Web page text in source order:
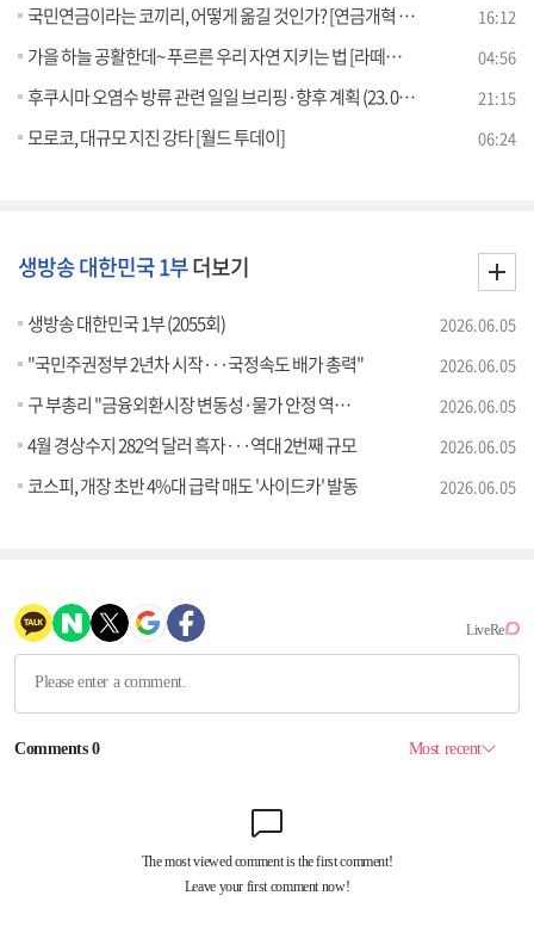
국민연금이라는 코끼리, 어떻게 옮길 것인가? [연금개혁 A to Z] 16:12
가을 하늘 공활한데~ 푸르른 우리 자연 지키는 법 [라떼는 뉴우스] 04:56
후쿠시마 오염수 방류 관련 일일 브리핑·향후 계획 (23. 09. 11. 11시) 21:15
모로코, 대규모 지진 강타 [월드 투데이] 06:24
생방송 대한민국 1부더보기
생방송 대한민국 1부 (2055회) 2026.06.05
"국민주권정부 2년차 시작···국정속도 배가 총력" 2026.06.05
구 부총리 "금융외환시장 변동성·물가 안정 역량 집중" 2026.06.05
4월 경상수지 282억 달러 흑자···역대 2번째 규모 2026.06.05
코스피, 개장 초반 4%대 급락 매도 '사이드카' 발동 2026.06.05